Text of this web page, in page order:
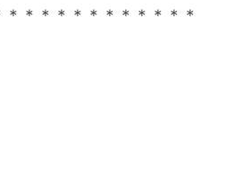
＊＊＊＊＊＊＊＊＊＊＊